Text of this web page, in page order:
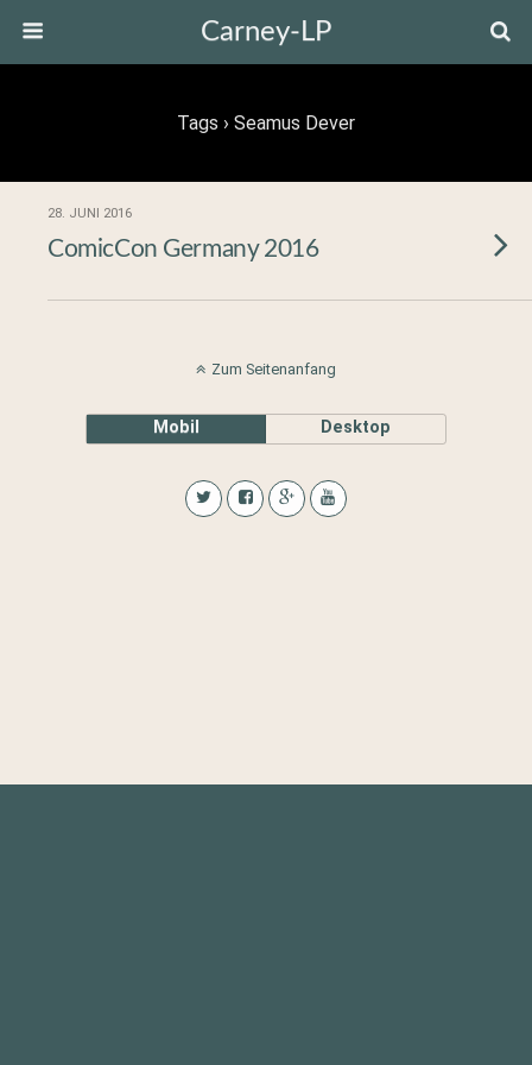
Carney-LP
Tags › Seamus Dever
28. JUNI 2016
ComicCon Germany 2016
Zum Seitenanfang
Mobil Desktop